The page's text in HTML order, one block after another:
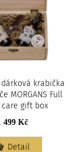
krabička
MORGANS Full
care gift box
499 Kč
Detail